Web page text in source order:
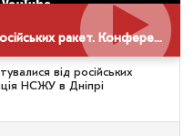
Як журналісти рятувалися від російських ракет. Конференція НСЖУ в Дніпрі
від російських
НСЖУ в Дніпрі